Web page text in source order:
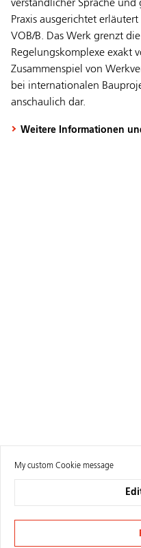
verständlicher Sprache und
Praxis ausgerichtet
VOB/B. Das Werk grenzt
Regelungskomplexe exakt
Zusammenspiel von
bei internationalen
anschaulich dar.
Weitere Informationen
My custom Cookie message